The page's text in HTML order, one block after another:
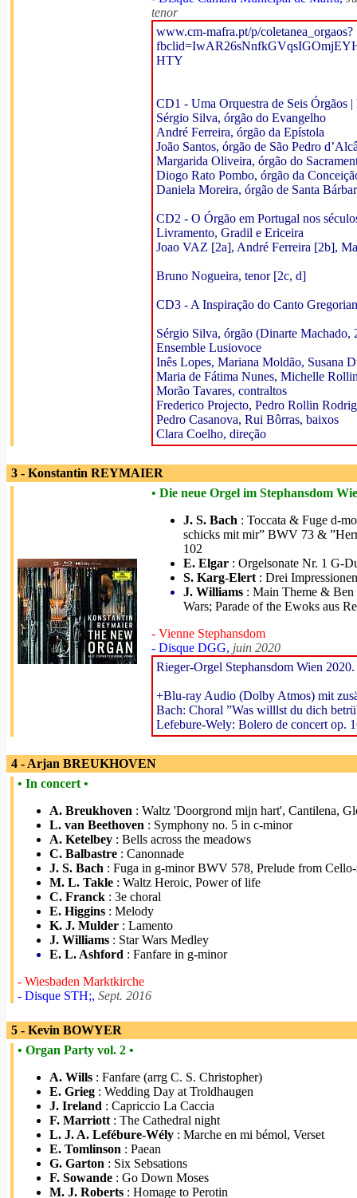
tenor
www.cm-mafra.pt/p/coletanea_orgaos?
HTY
CD1 - Uma Orquestra de Seis Órgãos
Sérgio Silva, órgão do Evangelho
André Ferreira, órgão da Epístola
João Santos, órgão de São Pedro
Margarida Oliveira, órgão do
Diogo Rato Pombo, órgão da
Daniela Moreira, órgão de Santa
CD2 - O Órgão em Portugal nos
Livramento, Gradil e Ericeira
Joao VAZ [2a], André Ferreira [2b],
Bruno Nogueira, tenor [2c, d]
CD3 - A Inspiração do Canto
Sérgio Silva, órgão (Dinarte Machado,
Ensemble Lusiovoce
Inês Lopes, Mariana Moldão, Susana
Maria de Fátima Nunes, Michelle
Morão Tavares, contraltos
Frederico Projecto, Pedro Rollin
Pedro Casanova, Rui Bôrras, baixos
Clara Coelho, direção
3 - Konstantin REYMAIER
• Die neue Orgel im Stephansdom
J. S. Bach : Toccata & Fuge d-
schicks mit mir” BWV 73 &
102
E. Elgar : Orgelsonate Nr. 1 G-
S. Karg-Elert : Drei
J. Williams : Main Theme & Ben
Wars; Parade of the Ewoks aus
- Vienne Stephansdom
- Disque DGG, juin 2020
Rieger-Orgel Stephansdom Wien 2020.
+Blu-ray Audio (Dolby Atmos) mit
Bach: Choral ”Was willlst du dich
Lefebure-Wely: Bolero de concert op.
4 - Arjan BREUKHOVEN
• In concert •
A. Breukhoven : Waltz 'Doorgrond mijn hart', Cantilena,
L. van Beethoven : Symphony no. 5 in c-minor
A. Ketelbey : Bells across the meadows
C. Balbastre : Canonnade
J. S. Bach : Fuga in g-minor BWV 578, Prelude from
M. L. Takle : Waltz Heroic, Power of life
C. Franck : 3e choral
E. Higgins : Melody
K. J. Mulder : Lamento
J. Williams : Star Wars Medley
E. L. Ashford : Fanfare in g-minor
- Wiesbaden Marktkirche
- Disque STH;, Sept. 2016
5 - Kevin BOWYER
• Organ Party vol. 2 •
A. Wills : Fanfare (arrg C. S. Christopher)
E. Grieg : Wedding Day at Troldhaugen
J. Ireland : Capriccio La Caccia
F. Marriott : The Cathedral night
L. J. A. Lefébure-Wély : Marche en mi bémol, Verset
E. Tomlinson : Paean
G. Garton : Six Sebsations
F. Sowande : Go Down Moses
M. J. Roberts : Homage to Perotin